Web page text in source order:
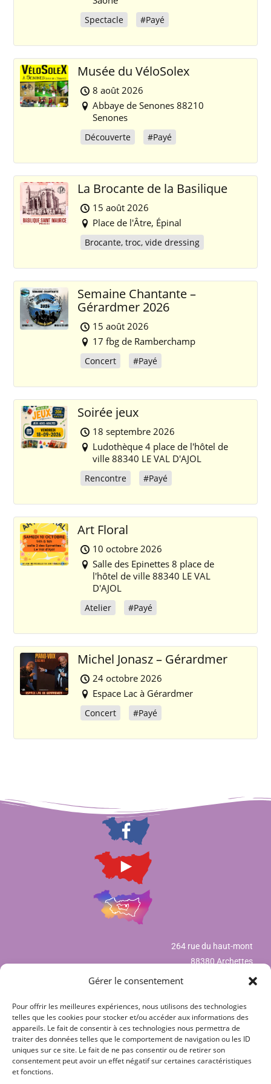
Gérer le consentement
Pour offrir les meilleures expériences, nous utilisons des technologies
telles que les cookies pour stocker et/ou accéder aux informations des
appareils. Le fait de consentir à ces technologies nous permettra de
traiter des données telles que le comportement de navigation ou les ID
uniques sur ce site. Le fait de ne pas consentir ou de retirer son
consentement peut avoir un effet négatif sur certaines caractéristiques
et fonctions.
Spectacle #Payé
Musée du VéloSolex
8 août 2026
Abbaye de Senones 88210
Senones
Découverte #Payé
La Brocante de la Basilique
15 août 2026
Place de l'Âtre, Épinal
Brocante, troc, vide dressing
Semaine Chantante –
Gérardmer 2026
15 août 2026
17 fbg de Ramberchamp
Concert #Payé
Soirée jeux
18 septembre 2026
Ludothèque 4 place de l'hôtel de
ville 88340 LE VAL D'AJOL
Rencontre #Payé
Art Floral
10 octobre 2026
Salle des Epinettes 8 place de
l'hôtel de ville 88340 LE VAL
D'AJOL
Atelier #Payé
Michel Jonasz – Gérardmer
24 octobre 2026
Espace Lac à Gérardmer
Concert #Payé
264 rue du haut-mont
88380 Archettes
Mentions légales
Déclaration de confidentialité (UE)
Politique de cookies (UE)